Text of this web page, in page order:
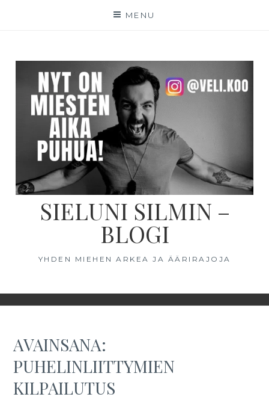
MENU
SIELUNI SILMIN –
BLOGI
YHDEN MIEHEN ARKEA JA ÄÄRIRAJOJA
AVAINSANA:
PUHELINLIITTYMIEN
KILPAILUTUS